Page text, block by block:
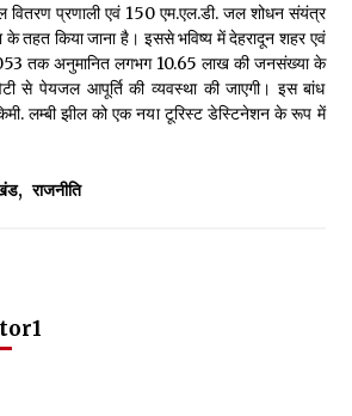
वितरण प्रणाली एवं 150 एम.एल.डी. जल शोधन संयंत्र
के तहत किया जाना है। इससे भविष्य में देहरादून शहर एवं
तक अनुमानित लगभग 10.65 लाख की जनसंख्या के
से पेयजल आपूर्ति की व्यवस्था की जाएगी। इस बांध
लम्बी झील को एक नया टूरिस्ट डेस्टिनेशन के रूप में
, राजनीति